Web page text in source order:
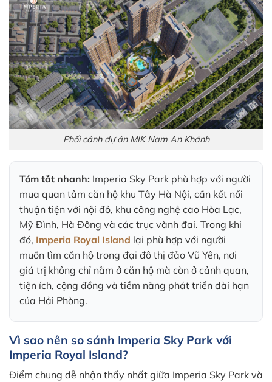
Phối cảnh dự án MIK Nam An Khánh
Tóm tắt nhanh: Imperia Sky Park phù hợp với người
mua quan tâm căn hộ khu Tây Hà Nội, cần kết nối
thuận tiện với nội đô, khu công nghệ cao Hòa Lạc,
Mỹ Đình, Hà Đông và các trục vành đai. Trong khi
đó, Imperia Royal Island lại phù hợp với người
muốn tìm căn hộ trong đại đô thị đảo Vũ Yên, nơi
giá trị không chỉ nằm ở căn hộ mà còn ở cảnh quan,
tiện ích, cộng đồng và tiềm năng phát triển dài hạn
của Hải Phòng.
Vì sao nên so sánh Imperia Sky Park với
Imperia Royal Island?
Điểm chung dễ nhận thấy nhất giữa Imperia Sky Park và